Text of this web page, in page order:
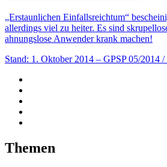
„Erstaunlichen Einfallsreichtum“
allerdings viel zu heiter. Es sind
ahnungslose Anwender krank machen!
Stand: 1. Oktober 2014 – GPSP 05/2014 /
Themen